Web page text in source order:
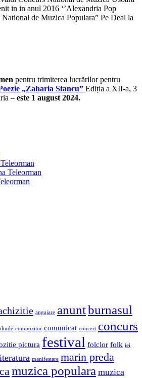
in in anul 2016 ‘’Alexandria Pop
de Muzica Populara” Pe Deal la
pentru trimiterea lucrărilor pentru
„Zaharia Stancu” Ediția a XII-a, 3
– este 1 august 2024.
Teleorman
angajare anuntburnasul
compozitor comunicat concert concurs
pictura festival folclor folk iei
manifestare marin preda
muzica populara muzica